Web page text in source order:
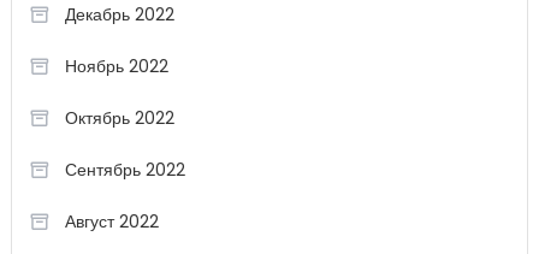
Декабрь 2022
Ноябрь 2022
Октябрь 2022
Сентябрь 2022
Август 2022